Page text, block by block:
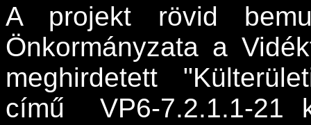
A projekt rövid
Önkormányzata a
meghirdetett
című VP6-7.2.1.1-21